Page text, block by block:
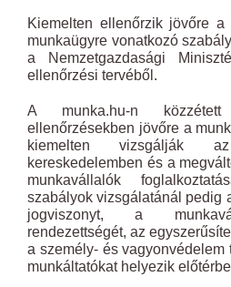
Kiemelten ellenőrzik jövőre a
munkaügyre vonatkozó
a Nemzetgazdasági
ellenőrzési tervéből.
A munka.hu-n
ellenőrzésekben jövőre a
kiemelten vizsgálják
kereskedelemben és a
munkavállalók
szabályok vizsgálatánál pedig
jogviszonyt, a
rendezettségét, az
a személy- és vagyonvédelem
munkáltatókat helyezik